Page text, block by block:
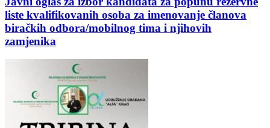
liste kvalifikovanih osoba za imenovanje članova
biračkih odbora/mobilnog tima i njihovih
zamjenika